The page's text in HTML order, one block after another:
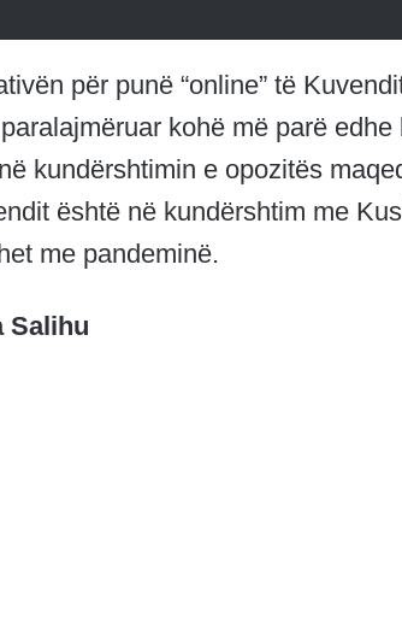
për punë “online” të
kohë më parë
kundërshtimin e opozitës
është në kundërshtim me
me pandeminë.
Salihu